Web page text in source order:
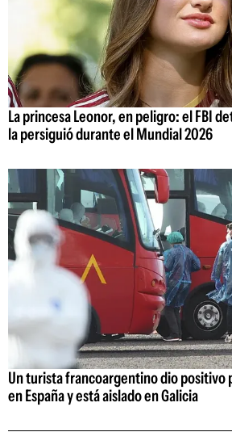
La princesa Leonor, en peligro: el FBI
la persiguió durante el Mundial 2026
Un turista francoargentino dio positivo
en España y está aislado en Galicia